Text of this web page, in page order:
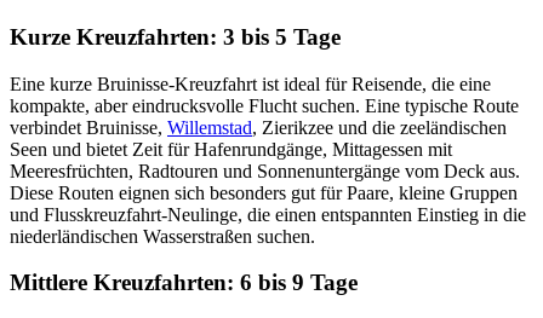
Kurze Kreuzfahrten: 3 bis 5 Tage
Eine kurze Bruinisse-Kreuzfahrt ist ideal für Reisende, die eine
kompakte, aber eindrucksvolle Flucht suchen. Eine typische Route
verbindet Bruinisse, Willemstad, Zierikzee und die zeeländischen
Seen und bietet Zeit für Hafenrundgänge, Mittagessen mit
Meeresfrüchten, Radtouren und Sonnenuntergänge vom Deck aus.
Diese Routen eignen sich besonders gut für Paare, kleine Gruppen
und Flusskreuzfahrt-Neulinge, die einen entspannten Einstieg in die
niederländischen Wasserstraßen suchen.
Mittlere Kreuzfahrten: 6 bis 9 Tage